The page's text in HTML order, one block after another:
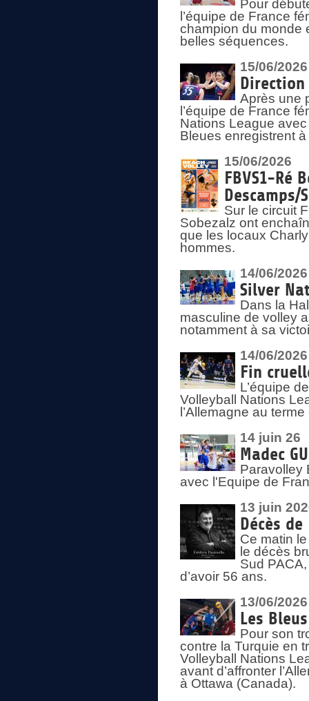
Pour
l’équipe de France
champion du monde
belles séquences.
15/06/2026
Après une
l’équipe de France
Nations League
Bleues enregistrent
15/06/2026
FBVS1-Ré
Descamps/
Sur le circuit
Sobezalz ont
que les locaux
hommes.
14/06/2026
Silver
Dans la
masculine de volley
notamment à sa
14/06/2026
Fin
L’équipe
Volleyball Nations
l’Allemagne au
14 juin 26
Madec
Paravolley
avec l'Equipe de
13 juin
Décès de
Ce matin
le décès
Sud
d’avoir 56 ans.
13/06/2026
Les
Pour son
contre la Turquie en
Volleyball Nations
avant d’affronter
à Ottawa (Canada).